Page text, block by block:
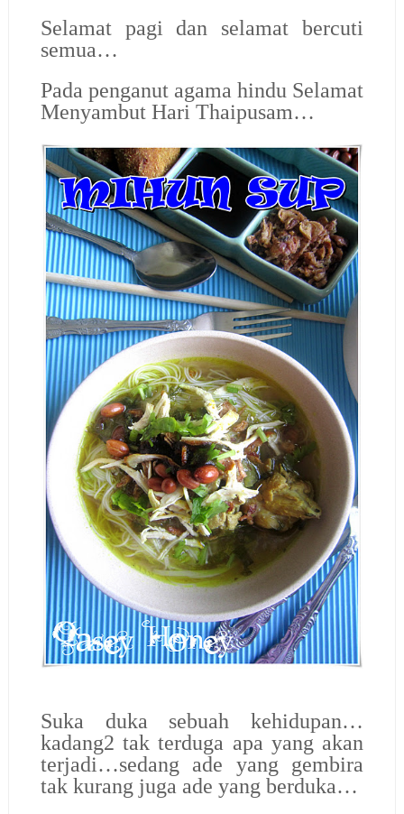
Selamat pagi dan selamat bercuti
semua…
Pada penganut agama hindu Selamat
Menyambut Hari Thaipusam…
Suka duka sebuah kehidupan…
kadang2 tak terduga apa yang akan
terjadi…sedang ade yang gembira
tak kurang juga ade yang berduka…